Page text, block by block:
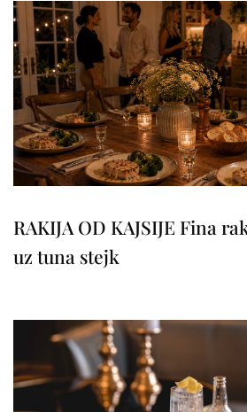
RAKIJA OD KAJSIJE Fina
uz tuna stejk